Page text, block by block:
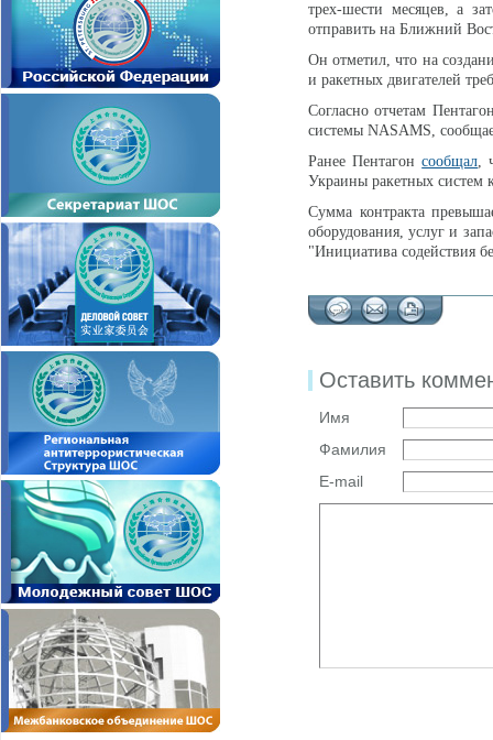
трех-шести месяцев, а
отправить на Ближний
Он отметил, что на
и ракетных двигателей
Согласно отчетам
системы NASAMS,
Ранее Пентагонсообщал,
Украины ракетных систем
Сумма контракта
оборудования, услуг и
"Инициатива содействия
Оставить
Имя
Фамилия
E-mail